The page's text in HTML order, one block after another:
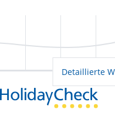
Detaillierte